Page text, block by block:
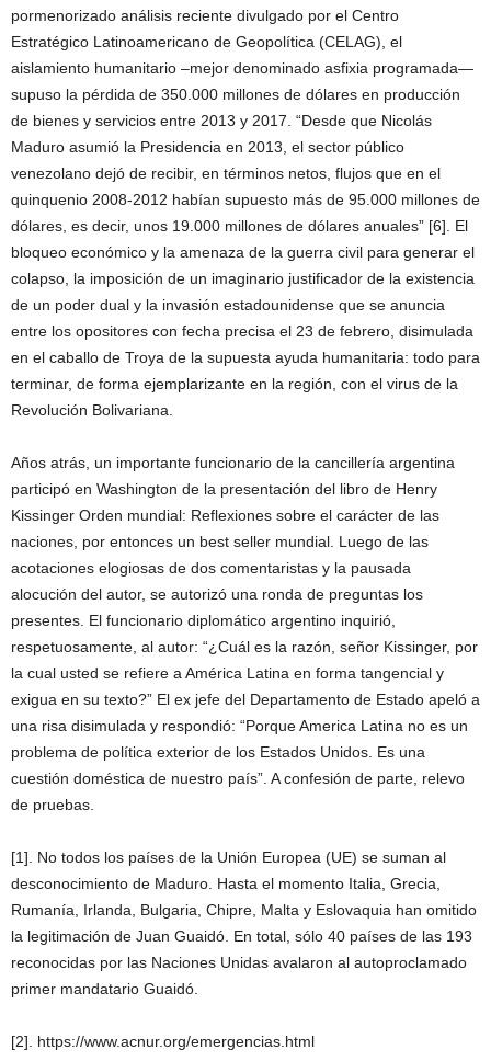
pormenorizado análisis reciente divulgado por el Centro
Estratégico Latinoamericano de Geopolítica (CELAG), el
aislamiento humanitario –mejor denominado asfixia programada—
supuso la pérdida de 350.000 millones de dólares en producción
de bienes y servicios entre 2013 y 2017. “Desde que Nicolás
Maduro asumió la Presidencia en 2013, el sector público
venezolano dejó de recibir, en términos netos, flujos que en el
quinquenio 2008-2012 habían supuesto más de 95.000 millones de
dólares, es decir, unos 19.000 millones de dólares anuales” [6]. El
bloqueo económico y la amenaza de la guerra civil para generar el
colapso, la imposición de un imaginario justificador de la existencia
de un poder dual y la invasión estadounidense que se anuncia
entre los opositores con fecha precisa el 23 de febrero, disimulada
en el caballo de Troya de la supuesta ayuda humanitaria: todo para
terminar, de forma ejemplarizante en la región, con el virus de la
Revolución Bolivariana.
Años atrás, un importante funcionario de la cancillería argentina
participó en Washington de la presentación del libro de Henry
Kissinger Orden mundial: Reflexiones sobre el carácter de las
naciones, por entonces un best seller mundial. Luego de las
acotaciones elogiosas de dos comentaristas y la pausada
alocución del autor, se autorizó una ronda de preguntas los
presentes. El funcionario diplomático argentino inquirió,
respetuosamente, al autor: “¿Cuál es la razón, señor Kissinger, por
la cual usted se refiere a América Latina en forma tangencial y
exigua en su texto?” El ex jefe del Departamento de Estado apeló a
una risa disimulada y respondió: “Porque America Latina no es un
problema de política exterior de los Estados Unidos. Es una
cuestión doméstica de nuestro país”. A confesión de parte, relevo
de pruebas.
[1]. No todos los países de la Unión Europea (UE) se suman al
desconocimiento de Maduro. Hasta el momento Italia, Grecia,
Rumanía, Irlanda, Bulgaria, Chipre, Malta y Eslovaquia han omitido
la legitimación de Juan Guaidó. En total, sólo 40 países de las 193
reconocidas por las Naciones Unidas avalaron al autoproclamado
primer mandatario Guaidó.
[2]. https://www.acnur.org/emergencias.html